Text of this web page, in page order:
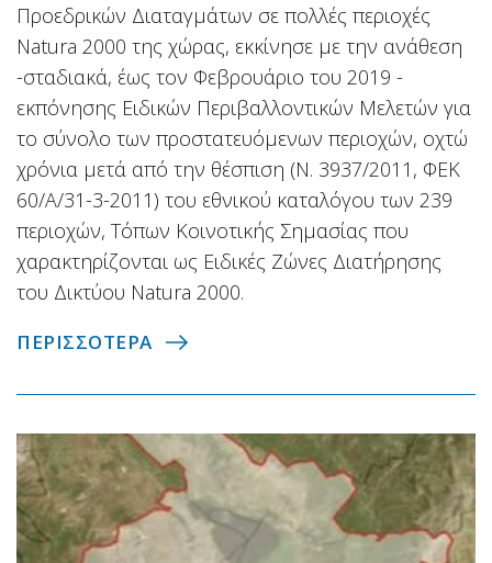
Προεδρικών Διαταγμάτων σε πολλές περιοχές
Natura 2000 της χώρας, εκκίνησε με την ανάθεση
-σταδιακά, έως τον Φεβρουάριο του 2019 -
εκπόνησης Ειδικών Περιβαλλοντικών Μελετών για
το σύνολο των προστατευόμενων περιοχών, οχτώ
χρόνια μετά από την θέσπιση (Ν. 3937/2011, ΦΕΚ
60/Α/31-3-2011) του εθνικού καταλόγου των 239
περιοχών, Τόπων Κοινοτικής Σημασίας που
χαρακτηρίζονται ως Ειδικές Ζώνες Διατήρησης
του Δικτύου Natura 2000.
ΠΕΡΙΣΣΟΤΕΡΑ